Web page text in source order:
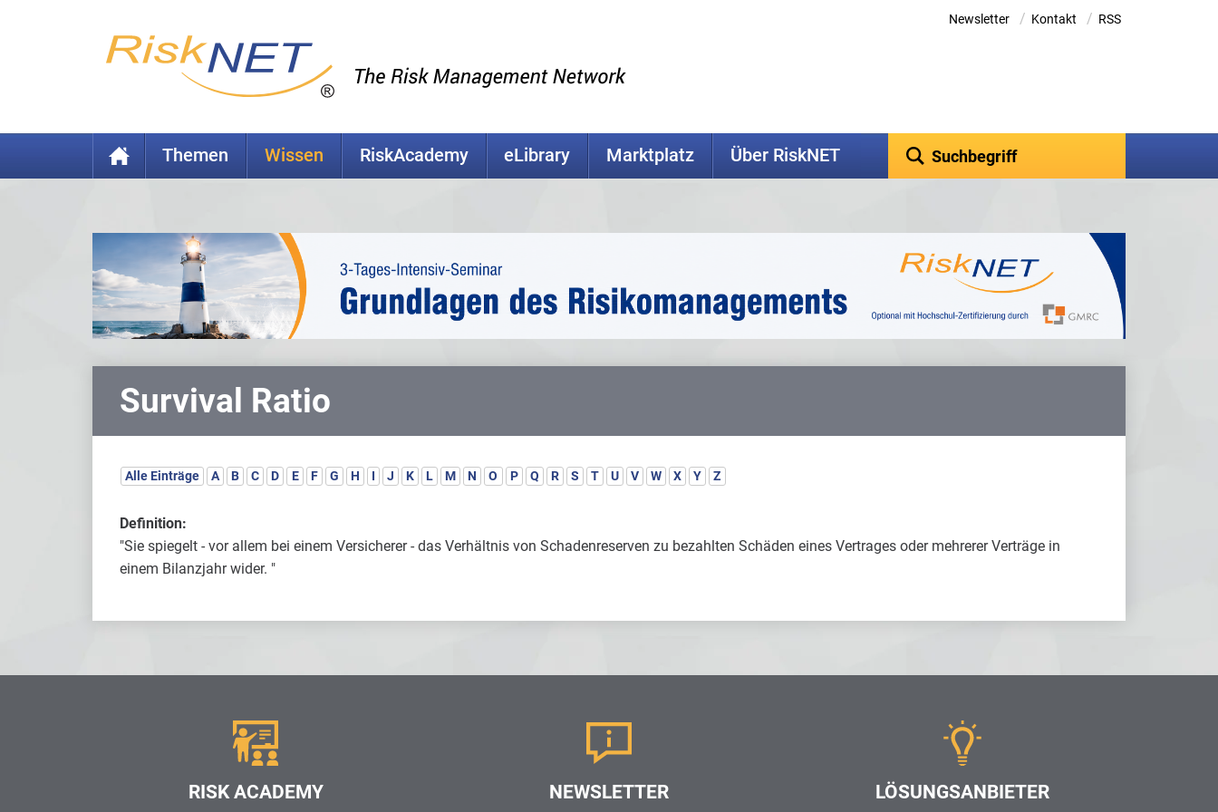
Newsletter / Kontakt / RSS
Themen Wissen RiskAcademy eLibrary Marktplatz Über RiskNET
Survival Ratio
Alle Einträge A B C D E F G H I J K L M N O P Q R S T U V W X Y Z
Definition:
"Sie spiegelt - vor allem bei einem Versicherer - das Verhältnis von Schadenreserven zu bezahlten Schäden eines Vertrages oder mehrerer Verträge in
einem Bilanzjahr wider. "
RISK ACADEMY NEWSLETTER LÖSUNGSANBIETER